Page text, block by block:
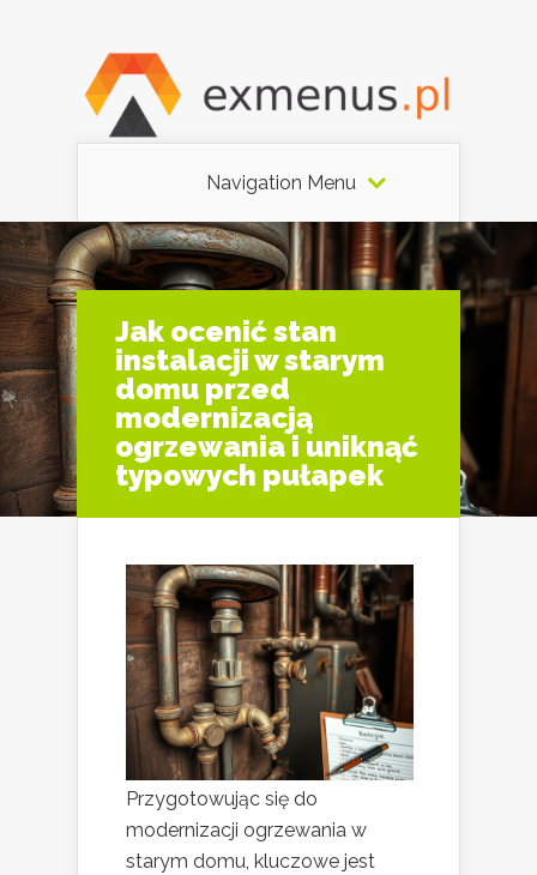
Navigation Menu
Jak ocenić stan
instalacji w starym
domu przed
modernizacją
ogrzewania i uniknąć
typowych pułapek
Przygotowując się do
modernizacji ogrzewania w
starym domu, kluczowe jest